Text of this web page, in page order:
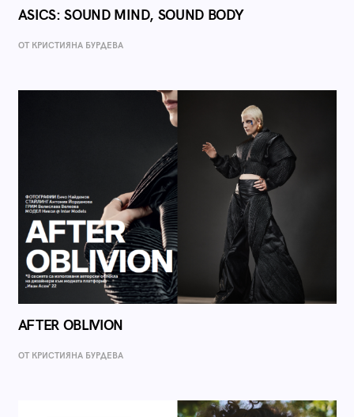
ASICS: SOUND MIND, SOUND BODY
ОТ КРИСТИЯНА БУРДЕВА
AFTER OBLIVION
ОТ КРИСТИЯНА БУРДЕВА